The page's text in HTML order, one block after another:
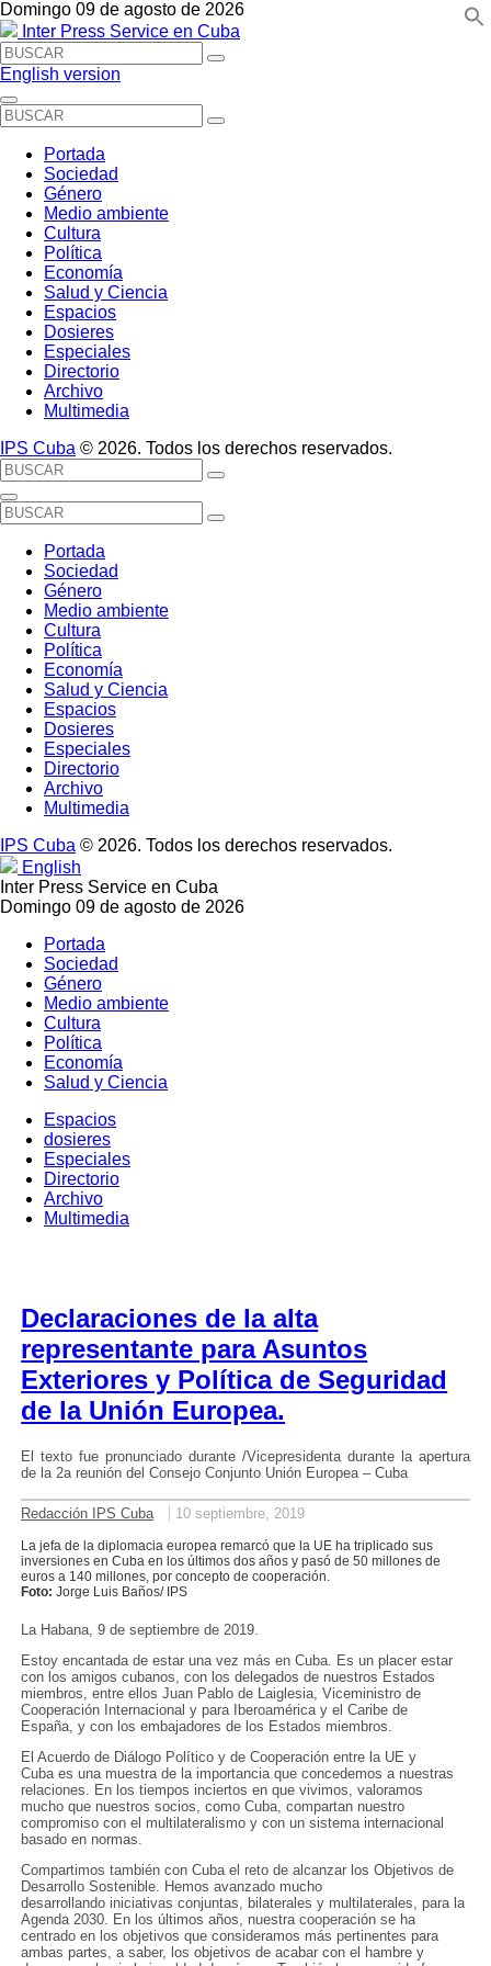
Domingo 09 de agosto de 2026
Inter Press Service en Cuba
English version
Portada
Sociedad
Género
Medio ambiente
Cultura
Política
Economía
Salud y Ciencia
Espacios
Dosieres
Especiales
Directorio
Archivo
Multimedia
IPS Cuba © 2026. Todos los derechos reservados.
Portada
Sociedad
Género
Medio ambiente
Cultura
Política
Economía
Salud y Ciencia
Espacios
Dosieres
Especiales
Directorio
Archivo
Multimedia
IPS Cuba © 2026. Todos los derechos reservados.
English
Inter Press Service en Cuba
Domingo 09 de agosto de 2026
Portada
Sociedad
Género
Medio ambiente
Cultura
Política
Economía
Salud y Ciencia
Espacios
dosieres
Especiales
Directorio
Archivo
Multimedia
Declaraciones de la alta
representante para Asuntos
Exteriores y Política de Seguridad
de la Unión Europea.
El texto fue pronunciado durante /Vicepresidenta durante la apertura
de la 2a reunión del Consejo Conjunto Unión Europea – Cuba
Redacción IPS Cuba 10 septiembre, 2019
La jefa de la diplomacia europea remarcó que la UE ha triplicado sus
inversiones en Cuba en los últimos dos años y pasó de 50 millones de
euros a 140 millones, por concepto de cooperación.
Foto:Jorge Luis Baños/ IPS
La Habana, 9 de septiembre de 2019.
Estoy encantada de estar una vez más en Cuba. Es un placer estar
con los amigos cubanos, con los delegados de nuestros Estados
miembros, entre ellos Juan Pablo de Laiglesia, Viceministro de
Cooperación Internacional y para Iberoamérica y el Caribe de
España, y con los embajadores de los Estados miembros.
El Acuerdo de Diálogo Político y de Cooperación entre la UE y
Cuba es una muestra de la importancia que concedemos a nuestras
relaciones. En los tiempos inciertos en que vivimos, valoramos
mucho que nuestros socios, como Cuba, compartan nuestro
compromiso con el multilateralismo y con un sistema internacional
basado en normas.
Compartimos también con Cuba el reto de alcanzar los Objetivos de
Desarrollo Sostenible. Hemos avanzado mucho
desarrollando iniciativas conjuntas, bilaterales y multilaterales, para la
Agenda 2030. En los últimos años, nuestra cooperación se ha
centrado en los objetivos que consideramos más pertinentes para
ambas partes, a saber, los objetivos de acabar con el hambre y